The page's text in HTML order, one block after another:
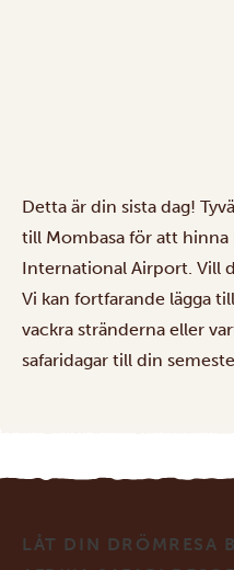
Detta är din sista dag!
till Mombasa för att
International Airport. Vill
Vi kan fortfarande lägga
vackra stränderna eller
safaridagar till din
LÅT DIN DRÖMRESA